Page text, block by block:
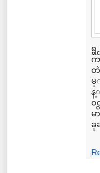
ရွ
က
မ္
န္
၀
မ
ခု